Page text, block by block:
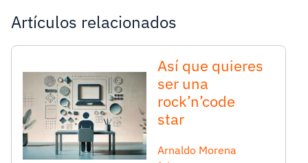
Artículos relacionados
Así que quieres
ser una
rock’n’code
star
Arnaldo Morena